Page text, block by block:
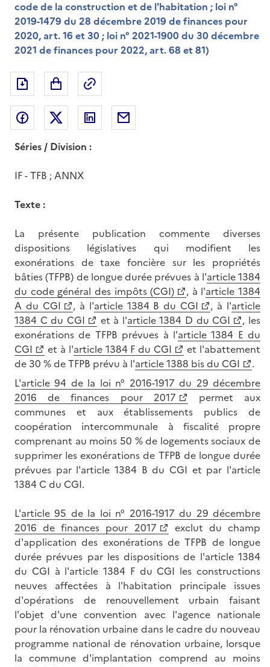
code de la construction et de l'habitation ; loi n°
2019-1479 du 28 décembre 2019 de finances pour
2020, art. 16 et 30 ; loi n° 2021-1900 du 30 décembre
2021 de finances pour 2022, art. 68 et 81)
Exporter le document au format pdf
Partager sur Facebook
Partager sur Twitter
Partager sur LinkedIn
Séries / Division :
IF - TFB ; ANNX
Texte :
La présente publication commente diverses
dispositions législatives qui modifient les
exonérations de taxe foncière sur les propriétés
bâties (TFPB) de longue durée prévues à l'article 1384
du code général des impôts (CGI)
, à l'article 1384
A du CGI
, à l'article 1384 B du CGI , à l'article
1384 C du CGI
et à l'article 1384 D du CGI
, les
exonérations de TFPB prévues à l'article 1384 E du
CGI
et à l'article 1384 F du CGI
et l'abattement
de 30 % de TFPB prévu à l'article 1388 bis du CGI
.
L'article 94 de la loi n° 2016-1917 du 29 décembre
2016 de finances pour 2017
permet aux
communes et aux établissements publics de
coopération intercommunale à fiscalité propre
comprenant au moins 50 % de logements sociaux de
supprimer les exonérations de TFPB de longue durée
prévues par l'article 1384 B du CGI et par l'article
1384 C du CGI.
L'article 95 de la loi n° 2016-1917 du 29 décembre
2016 de finances pour 2017
exclut du champ
d'application des exonérations de TFPB de longue
durée prévues par les dispositions de l'article 1384
du CGI à l'article 1384 F du CGI les constructions
neuves affectées à l'habitation principale issues
d'opérations de renouvellement urbain faisant
l'objet d'une convention avec l'agence nationale
pour la rénovation urbaine dans le cadre du nouveau
programme national de rénovation urbaine, lorsque
la commune d'implantation comprend au moins